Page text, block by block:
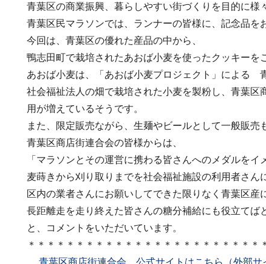
青葉区の商業振興、暮らしやすい街づくりを目的に様
青葉区民マラソンでは、ランナーの皆様に、記念品を
今回は、青葉区の優れた産品の中から、
鴨志田町で栽培されたあおば小麦を使ったクッキーを
あおば小麦は、「あおば小麦プロジェクト」による
社会福祉法人の畑で栽培された小麦を製粉し、青葉
用が増えているそうです。
また、限定販売ながら、生麺やビールとして一般販売
青葉区商店街連合会の皆様からは、
「マラソンとその運営に携わる皆さんへのメダルをイ
麦蒔きから刈り取りまでを社会福祉施設の利用者さん
区内の業者さんにお願いしてできた限りなく青葉区産
長距離走を走り終えた皆さんの糖分補給にも役立てば
と、コメントをいただいています。
＊＊＊＊＊＊＊＊＊＊＊＊＊＊＊＊＊＊＊＊＊＊＊＊
青葉区商店街連合会 公式サイトはこちら（外部サ